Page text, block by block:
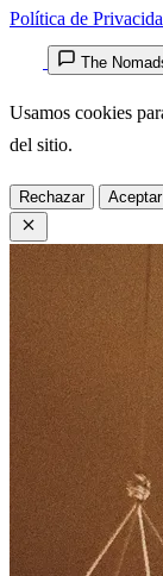
Política de
The
Usamos cookies
del sitio.
Rechazar Aceptar